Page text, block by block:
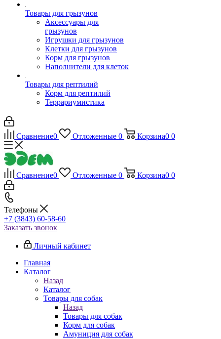
Товары для грызунов
Аксессуары для
грызунов
Игрушки для грызунов
Клетки для грызунов
Корм для грызунов
Наполнители для клеток
Товары для рептилий
Корм для рептилий
Террариумистика
Сравнение0 Отложенные 0 Корзина0 0
Сравнение0 Отложенные 0 Корзина0 0
Телефоны
+7 (3843) 60-58-60
Заказать звонок
Личный кабинет
Главная
Каталог
Назад
Каталог
Товары для собак
Назад
Товары для собак
Корм для собак
Амуниция для собак